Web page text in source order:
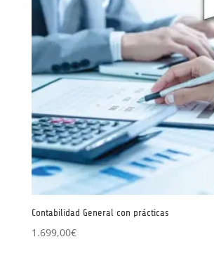
Contabilidad General con prácticas
1.699,00€